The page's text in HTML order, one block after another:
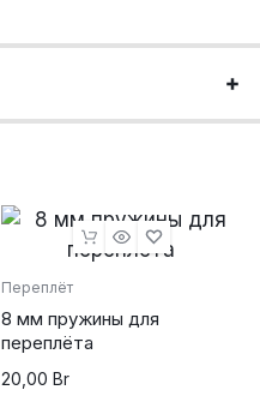
Переплёт
8 мм пружины для
переплёта
20,00 Br